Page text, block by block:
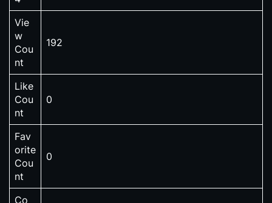
Vie
w
Cou
nt
192
Like
Cou
nt
0
Fav
orite
Cou
nt
0
Co